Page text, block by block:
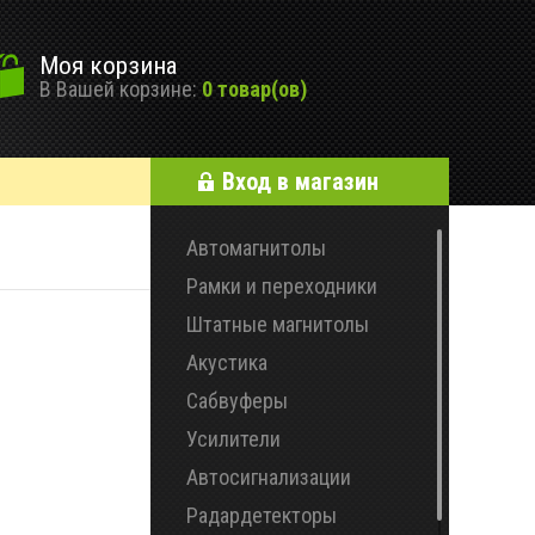
Моя корзина
В Вашей корзине: 0 товар(ов)
Вход в магазин
Автомагнитолы
Рамки и переходники
Штатные магнитолы
Акустика
Сабвуферы
Усилители
Автосигнализации
Радардетекторы